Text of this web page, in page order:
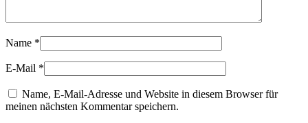
Name *
E-Mail *
Name, E-Mail-Adresse und Website in diesem Browser für
meinen nächsten Kommentar speichern.